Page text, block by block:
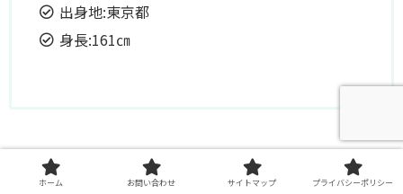
出身地:東京都
身長:161㎝
三上さんは 緑黄色社会『キャラクター』
number『黄色』
のMV、リクルートやマクドナルドのCMな
ホーム お問い合わせ サイトマップ プライバシーポリシー